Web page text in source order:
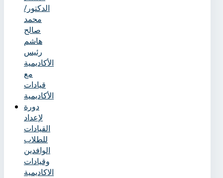
الدكتور/
محمد
صالح
هاشم
رئيس
الأكاديمية
مع
قيادات
الأكاديمية
دورة
لإعداد
القيادات
للطلاب
الوافدين
وقيادات
الاكاديمية